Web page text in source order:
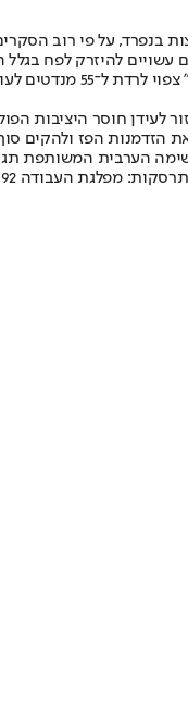
תישאר באותה חלוקה מפלגתית, וכמעט 10%
לעידן חוסר היציבות
הזדמנות הפז ולהקים
הערבית המשותפת